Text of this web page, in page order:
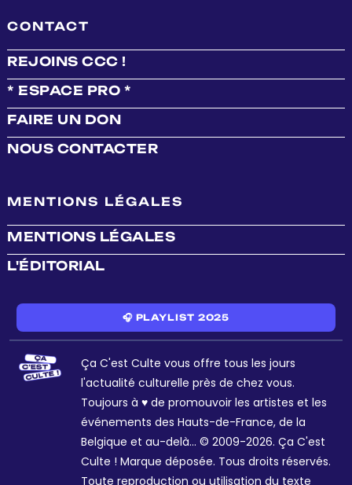
CONTACT
REJOINS CCC !
* ESPACE PRO *
FAIRE UN DON
NOUS CONTACTER
MENTIONS LÉGALES
MENTIONS LÉGALES
L'ÉDITORIAL
🎧 PLAYLIST 2025
Ça C'est Culte vous offre tous les jours
l'actualité culturelle près de chez vous.
Toujours à ♥ de promouvoir les artistes et les
événements des Hauts-de-France, de la
Belgique et au-delà... © 2009-2026. Ça C'est
Culte ! Marque déposée. Tous droits réservés.
Toute reproduction ou utilisation du texte